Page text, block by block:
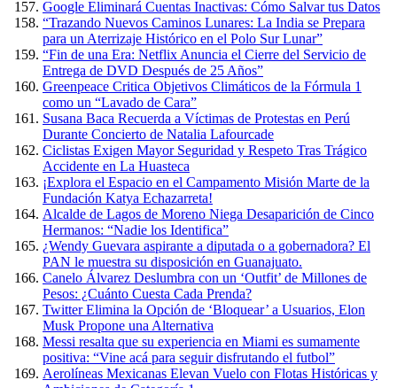
Google Eliminará Cuentas Inactivas: Cómo Salvar tus Datos
“Trazando Nuevos Caminos Lunares: La India se Prepara
para un Aterrizaje Histórico en el Polo Sur Lunar”
“Fin de una Era: Netflix Anuncia el Cierre del Servicio de
Entrega de DVD Después de 25 Años”
Greenpeace Critica Objetivos Climáticos de la Fórmula 1
como un “Lavado de Cara”
Susana Baca Recuerda a Víctimas de Protestas en Perú
Durante Concierto de Natalia Lafourcade
Ciclistas Exigen Mayor Seguridad y Respeto Tras Trágico
Accidente en La Huasteca
¡Explora el Espacio en el Campamento Misión Marte de la
Fundación Katya Echazarreta!
Alcalde de Lagos de Moreno Niega Desaparición de Cinco
Hermanos: “Nadie los Identifica”
¿Wendy Guevara aspirante a diputada o a gobernadora? El
PAN le muestra su disposición en Guanajuato.
Canelo Álvarez Deslumbra con un ‘Outfit’ de Millones de
Pesos: ¿Cuánto Cuesta Cada Prenda?
Twitter Elimina la Opción de ‘Bloquear’ a Usuarios, Elon
Musk Propone una Alternativa
Messi resalta que su experiencia en Miami es sumamente
positiva: “Vine acá para seguir disfrutando el futbol”
Aerolíneas Mexicanas Elevan Vuelo con Flotas Históricas y